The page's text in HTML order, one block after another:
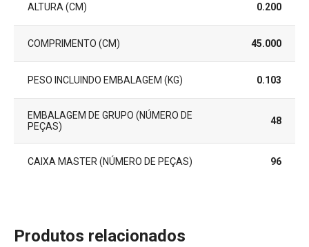
ALTURA (CM) 0.200
COMPRIMENTO (CM) 45.000
PESO INCLUINDO EMBALAGEM (KG) 0.103
EMBALAGEM DE GRUPO (NÚMERO DE
PEÇAS)
48
CAIXA MASTER (NÚMERO DE PEÇAS) 96
Produtos relacionados